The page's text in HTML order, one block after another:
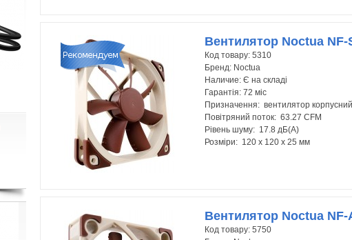
Вентилятор Noctua NF-
Код товару: 5310
Бренд: Noctua
Наличие: Є на складі
Гарантія: 72 міс
Призначення: вентилятор корпусний
Повітряний поток: 63.27 CFM
Рівень шуму: 17.8 дБ(А)
Розміри: 120 x 120 x 25 мм
Вентилятор Noctua NF-
Код товару: 5750